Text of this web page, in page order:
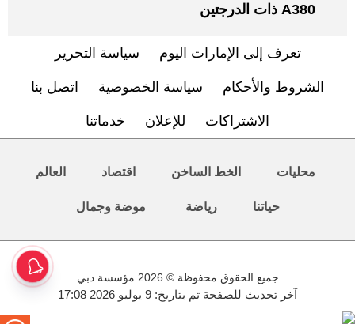
A380 ذات الدرجتين
تعرف إلى الإمارات اليوم سياسة التحرير
الشروط والأحكام سياسة الخصوصية اتصل بنا
الاشتراكات للإعلان خدماتنا
محليات الخط الساخن اقتصاد العالم
حياتنا رياضة موضة وجمال
جميع الحقوق محفوظة © 2026 مؤسسة دبي
آخر تحديث للصفحة تم بتاريخ: 9 يوليو 2026 17:08